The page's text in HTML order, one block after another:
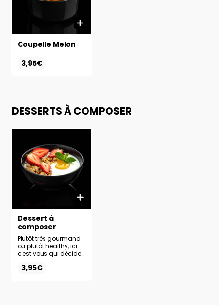
Coupelle Melon
3,95€
DESSERTS À COMPOSER
Dessert à
composer
Plutôt très gourmand
ou plutôt healthy, ici
c'est vous qui décidez
dessert parfait. Base +
3,95€